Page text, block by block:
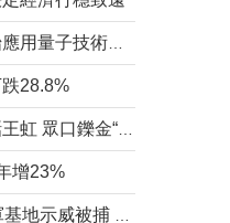
28.8%
增23%